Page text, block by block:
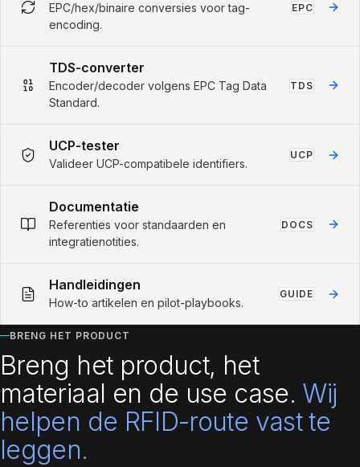
EPC/hex/binaire conversies voor tag-
encoding.
EPC
TDS-converter
Encoder/decoder volgens EPC Tag Data
Standard.
TDS
UCP-tester
Valideer UCP-compatibele identifiers.
UCP
Documentatie
Referenties voor standaarden en
integratienotities.
DOCS
Handleidingen
How-to artikelen en pilot-playbooks.
GUIDE
BRENG HET PRODUCT
Breng het product, het
materiaal en de use case. Wij
helpen de RFID-route vast te
leggen.